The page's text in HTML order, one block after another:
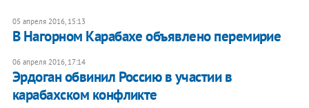
05 апреля 2016, 15:13
В Нагорном Карабахе объявлено перемирие
06 апреля 2016, 17:14
Эрдоган обвинил Россию в участии в
карабахском конфликте